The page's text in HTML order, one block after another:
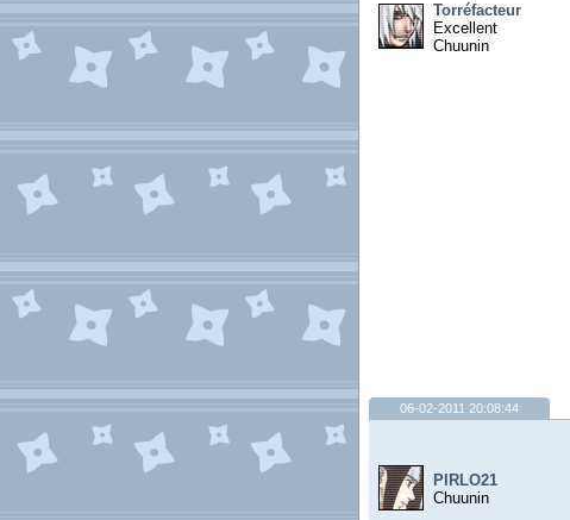
Torréfacteur
Excellent
Chuunin
06-02-2011 20:08:44
PIRLO21
Chuunin